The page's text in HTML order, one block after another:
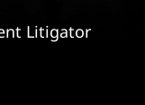
Litigator